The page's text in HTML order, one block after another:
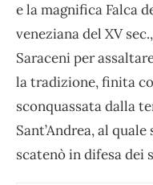
e la magnifica Falca
veneziana del XV
Saraceni per
la tradizione, finita
sconquassata dalla
Sant’Andrea, al
scatenò in difesa